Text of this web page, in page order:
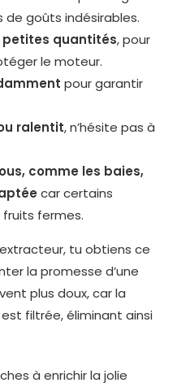
de goûts indésirables.
petites quantités, pour
le moteur.
pour garantir
ralentit, n’hésite pas à
comme les baies,
car certains
fermes.
tu obtiens ce
la promesse d’une
plus doux, car la
filtrée, éliminant ainsi
à enrichir la jolie